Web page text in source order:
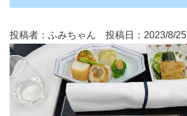
投稿者：ふみちゃん 投稿日：2023/8/25